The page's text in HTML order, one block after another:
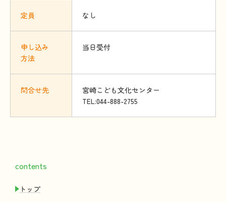
定員 なし
申 し込み
方法
当日受付
問合せ先
宮崎こども文化センター
TEL:044-888-2755
contents
トップ